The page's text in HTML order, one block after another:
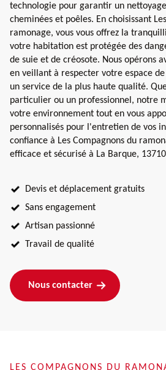
technologie pour garantir un
cheminées et poêles. En choisissant
ramonage, vous vous offrez la
votre habitation est protégée des
de suie et de créosote. Nous opérons
en veillant à respecter votre espace
un service de la plus haute qualité.
particulier ou un professionnel, notre
votre environnement tout en vous
personnalisés pour l'entretien de vos
confiance à Les Compagnons du
efficace et sécurisé à La Barque,
Devis et déplacement gratuits
Sans engagement
Artisan passionné
Travail de qualité
Nous contacter
LES COMPAGNONS DU